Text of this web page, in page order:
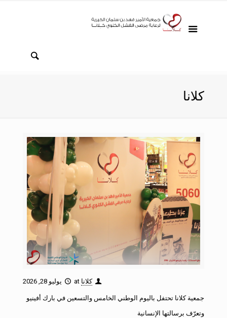
كلانا
كلانا at يوليو 28, 2026
جمعية كلانا تحتفل باليوم الوطني الخامس والتسعين في بارك أفينيو
وتعرّف برسالتها الإنسانية